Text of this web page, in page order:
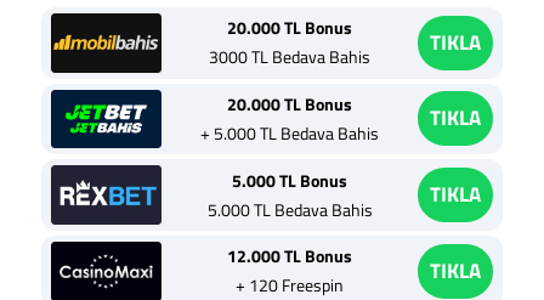
20.000 TL Bonus
3000 TL Bedava Bahis
TIKLA
20.000 TL Bonus
+ 5.000 TL Bedava Bahis
TIKLA
5.000 TL Bonus
5.000 TL Bedava Bahis
TIKLA
12.000 TL Bonus
+ 120 Freespin
TIKLA